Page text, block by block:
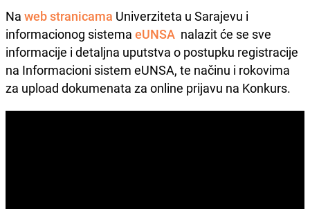
Na web stranicama Univerziteta u Sarajevu i
informacionog sistema eUNSA nalazit će se sve
informacije i detaljna uputstva o postupku registracije
na Informacioni sistem eUNSA, te načinu i rokovima
za upload dokumenata za online prijavu na Konkurs.